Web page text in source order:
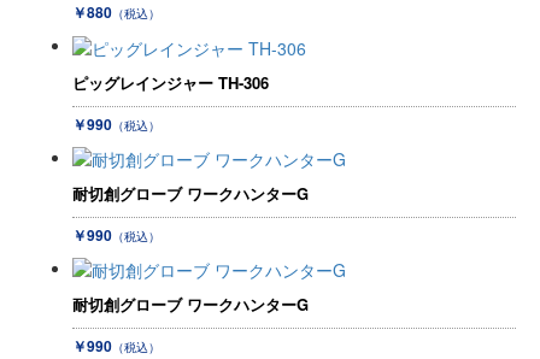
￥880 （税込）
ピッグレインジャー TH-306
￥990 （税込）
耐切創グローブ ワークハンターG
￥990 （税込）
耐切創グローブ ワークハンターG
￥990 （税込）